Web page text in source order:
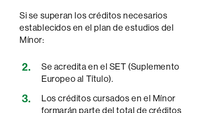
Si se superan los créditos necesarios
establecidos en el plan de estudios del
Mínor:
Se acredita en el SET (Suplemento
Europeo al Título).
Los créditos cursados en el Mínor
formarán parte del total de créditos